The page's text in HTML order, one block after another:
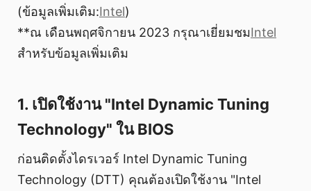
(ข้อมูลเพิ่มเติม:Intel)
**ณ เดือนพฤศจิกายน 2023 กรุณาเยี่ยมชมIntel
สำหรับข้อมูลเพิ่มเติม
1. เปิดใช้งาน "Intel Dynamic Tuning
Technology" ใน BIOS
ก่อนติดตั้งไดรเวอร์ Intel Dynamic Tuning
Technology (DTT) คุณต้องเปิดใช้งาน "Intel